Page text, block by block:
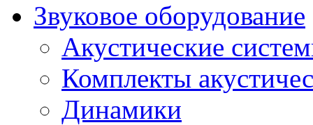
Звуковое оборудование
Акустические
Комплекты
Динамики